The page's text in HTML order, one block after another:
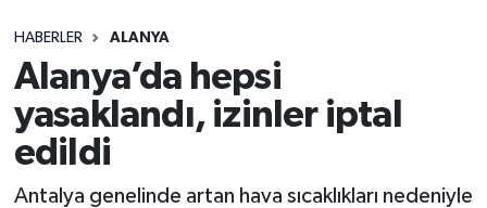
HABERLER ALANYA
Alanya’da hepsi
yasaklandı, izinler iptal
edildi
Antalya genelinde artan hava sıcaklıkları nedeniyle
Siyaset
Spor
Turizm
Ekonomi
Süper Lig Puan Durumu ve Fikstür
Tüm Manşetler
Son Dakika Haberleri
Haber Arşivi